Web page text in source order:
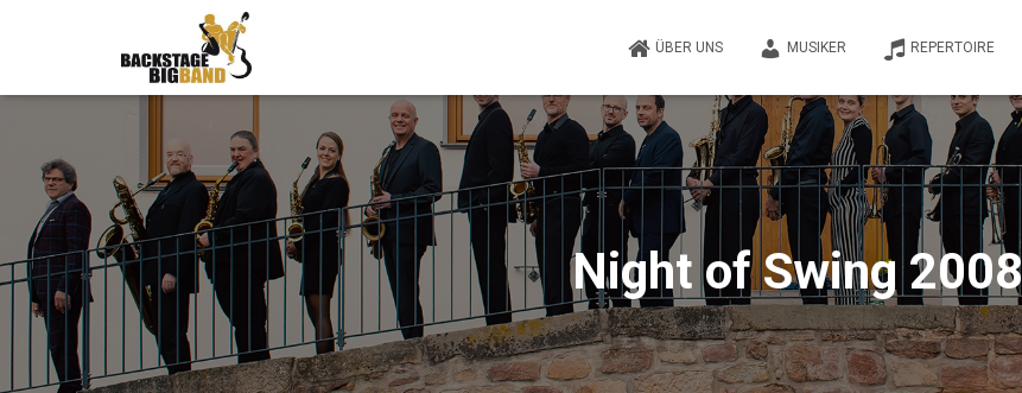
ÜBER UNS MUSIKER REPERTOIRE
Night of Swing 2008